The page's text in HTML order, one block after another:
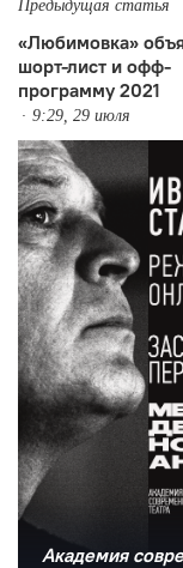
Предыдущая статья
«Любимовка»
шорт-лист и офф-
программу 2021
9:29, 29 июля
Академия